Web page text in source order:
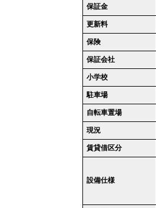
保証金
更新料
保険
保証会社
小学校
駐車場
自転車置場
現況
賃貸借区分
設備仕様